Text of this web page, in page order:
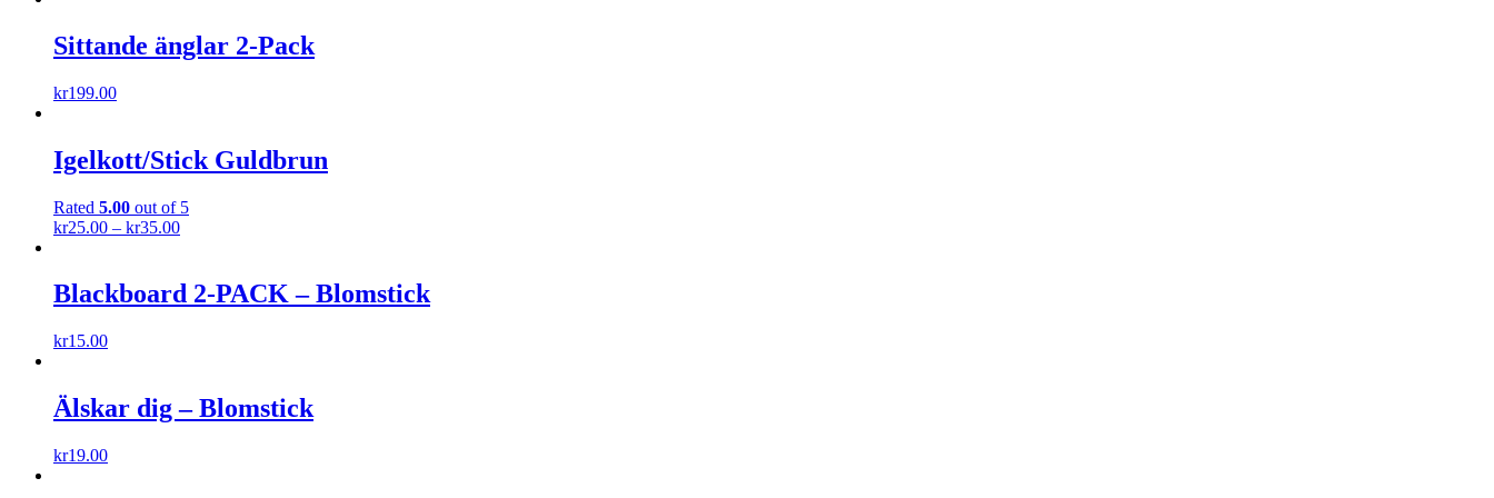
Sittande änglar 2-Pack
kr199.00
Igelkott/Stick Guldbrun
Rated 5.00 out of 5
kr25.00 – kr35.00
Blackboard 2-PACK – Blomstick
kr15.00
Älskar dig – Blomstick
kr19.00